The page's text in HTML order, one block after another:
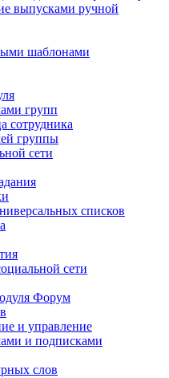
выпусками ручной
шаблонами
групп
сотрудника
группы
сети
списков
сети
Форум
и управление
и подписками
слов